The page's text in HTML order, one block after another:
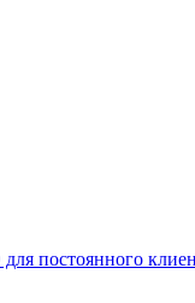
постоянного